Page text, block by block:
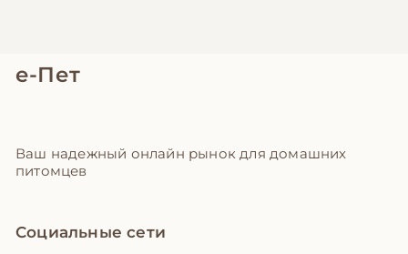
е-Пет
Ваш надежный онлайн рынок для домашних
питомцев
Социальные сети